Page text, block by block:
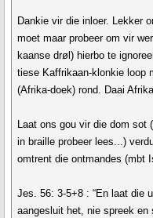
Dankie vir die inloer. Lekker
moet maar probeer om vir
kaanse drøl) hierbo te
tiese Kaffrikaan-klonkie loop
(Afrika-doek) rond. Daai
Laat ons gou vir die dom sot
in braille probeer lees...)
omtrent die ontmandes (mbt
Jes. 56: 3-5+8 : “En laat die
aangesluit het, nie spreek